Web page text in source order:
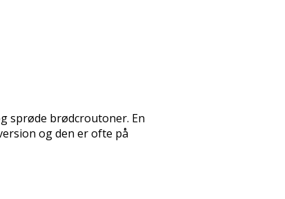
sprøde brødcroutoner. En
og den er ofte på